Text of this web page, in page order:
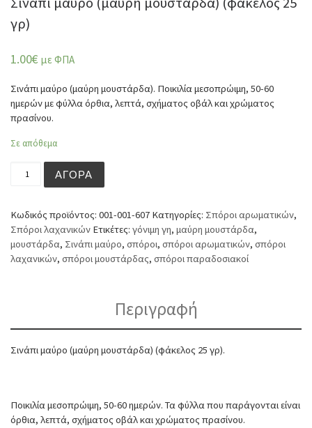
γρ)
1.00€ με ΦΠΑ
Σινάπι μαύρο (μαύρη μουστάρδα). Ποικιλία μεσοπρώιμη, 50-60
ημερών με φύλλα όρθια, λεπτά, σχήματος οβάλ και χρώματος
πρασίνου.
Σε απόθεμα
ΑΓΟΡΆ
Κωδικός προϊόντος: 001-001-607 Κατηγορίες: Σπόροι αρωματικών,
Σπόροι λαχανικών Ετικέτες: γόνιμη γη, μαύρη μουστάρδα,
μουστάρδα, Σινάπι μαύρο, σπόροι, σπόροι αρωματικών, σπόροι
λαχανικών, σπόροι μουστάρδας, σπόροι παραδοσιακοί
Περιγραφή
Σινάπι μαύρο (μαύρη μουστάρδα) (φάκελος 25 γρ).
Ποικιλία μεσοπρώιμη, 50-60 ημερών. Τα φύλλα που παράγονται είναι
όρθια, λεπτά, σχήματος οβάλ και χρώματος πρασίνου.